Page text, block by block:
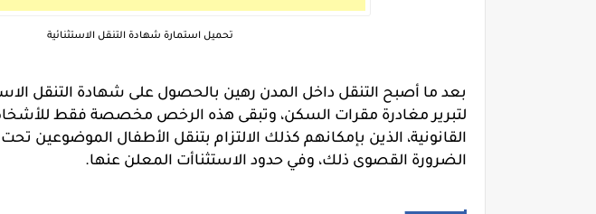
تحميل استمارة شهادة التنقل الاستثنائية
بعد ما أصبح التنقل داخل المدن رهين بالحصول على شهادة التنقل
لتبرير مغادرة مقرات السكن، وتبقى هذه الرخص مخصصة فقط
القانونية، الذين بإمكانهم كذلك الالتزام بتنقل الأطفال الموضوعين
الضرورة القصوى ذلك، وفي حدود الاستثناأت المعلن عنها.